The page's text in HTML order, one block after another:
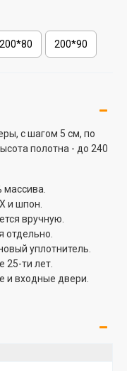
200*80 200*90
с шагом 5 см, по
полотна - до 240
и шпон.
вручную.
отдельно.
уплотнитель.
25-ти лет.
и входные двери.